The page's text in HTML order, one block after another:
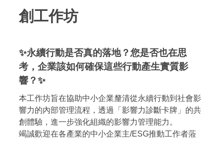
創工作坊
✨永續行動是否真的落地？您是否也在思
考，企業該如何確保這些行動產生實質影
響？✨
本工作坊旨在協助中小企業釐清從永續行動到社會影
響力的內部管理流程，透過「影響力診斷卡牌」的共
創體驗，進一步強化組織的影響力管理能力。
竭誠歡迎在各產業的中小企業主/ESG推動工作者蒞